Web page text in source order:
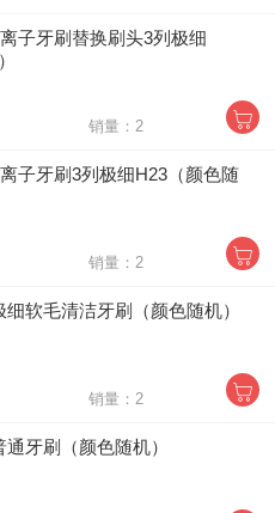
子牙刷替换刷头3列极细
销量：2
子牙刷3列极细H23（颜色随
销量：2
软毛清洁牙刷（颜色随机）
销量：2
牙刷（颜色随机）